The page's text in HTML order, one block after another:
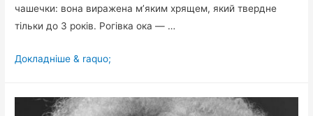
чашечки: вона виражена м’яким хрящем, який твердне
тільки до 3 років. Рогівка ока — …
18
людське
Докладніше & raquo;